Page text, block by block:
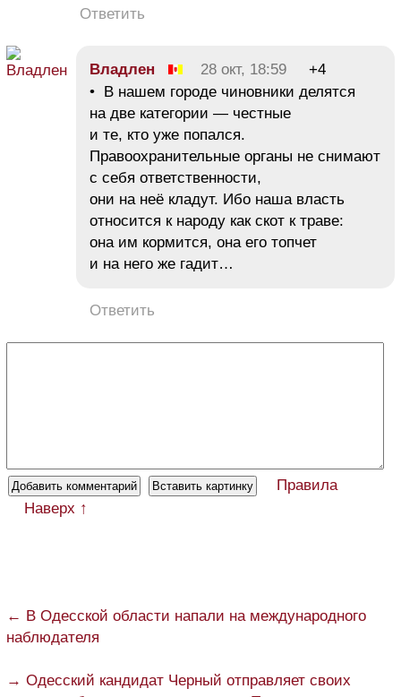
Ответить
Владлен 28 окт, 18:59
+4
• В нашем городе чиновники делятся
на две категории — честные
и те, кто уже попался.
Правоохранительные органы не снимают
с себя ответственности,
они на неё кладут. Ибо наша власть
относится к народу как скот к траве:
она им кормится, она его топчет
и на него же гадит…
Ответить
Правила
Наверх ↑
← В Одесской области напали на международного
наблюдателя
→ Одесский кандидат Черный отправляет своих